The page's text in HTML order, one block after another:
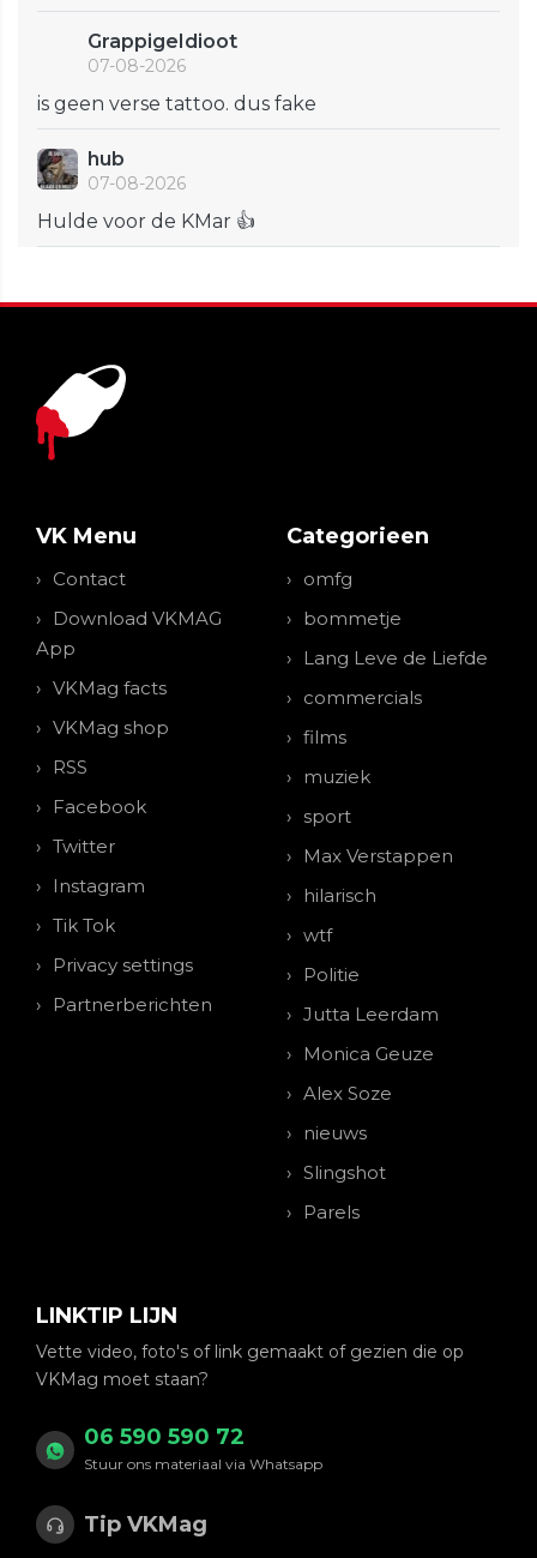
GrappigeIdioot
07-08-2026
is geen verse tattoo. dus fake
hub
07-08-2026
Hulde voor de KMar 👍
VK Menu
Contact
Download VKMAG
App
VKMag facts
VKMag shop
RSS
Facebook
Twitter
Instagram
Tik Tok
Privacy settings
Partnerberichten
Categorieen
omfg
bommetje
Lang Leve de Liefde
commercials
films
muziek
sport
Max Verstappen
hilarisch
wtf
Politie
Jutta Leerdam
Monica Geuze
Alex Soze
nieuws
Slingshot
Parels
LINKTIP LIJN
Vette video, foto's of link gemaakt of gezien die op
VKMag moet staan?
06 590 590 72
Stuur ons materiaal via Whatsapp
Tip VKMag